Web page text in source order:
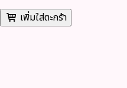
เพิ่มใส่ตะกร้า